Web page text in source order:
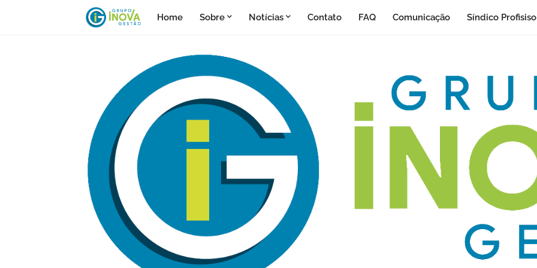
Home Sobre Notícias Contato FAQ Comunicação Síndico